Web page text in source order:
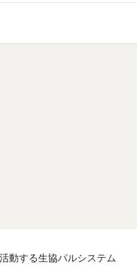
動する生協パルシステム